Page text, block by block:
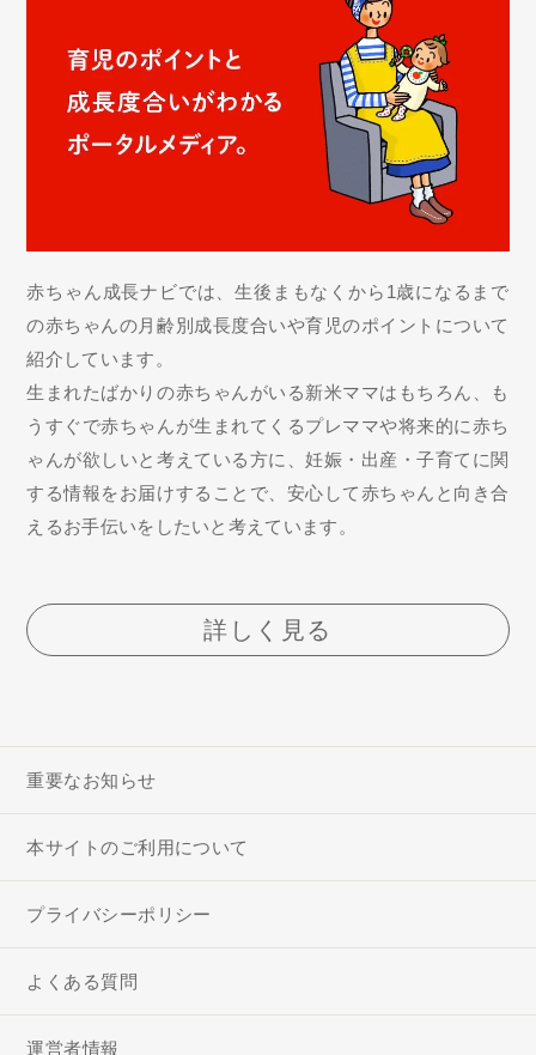
赤ちゃん成長ナビでは、生後まもなくから1歳になるまで
の赤ちゃんの月齢別成長度合いや育児のポイントについて
紹介しています。
生まれたばかりの赤ちゃんがいる新米ママはもちろん、も
うすぐで赤ちゃんが生まれてくるプレママや将来的に赤ち
ゃんが欲しいと考えている方に、妊娠・出産・子育てに関
する情報をお届けすることで、安心して赤ちゃんと向き合
えるお手伝いをしたいと考えています。
詳しく見る
重要なお知らせ
本サイトのご利用について
プライバシーポリシー
よくある質問
運営者情報